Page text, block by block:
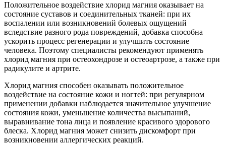
Положительное воздействие хлорид магния оказывает на
состояние суставов и соединительных тканей: при их
воспалении или возникновений болевых ощущений
вследствие разного рода повреждений, добавка способна
ускорить процесс регенерации и улучшить состояние
человека. Поэтому специалисты рекомендуют применять
хлорид магния при остеохондрозе и остеоартрозе, а также при
радикулите и артрите.
Хлорид магния способен оказывать положительное
воздействие на состояние кожи и ногтей: при регулярном
применении добавки наблюдается значительное улучшение
состояния кожи, уменьшение количества высыпаний,
выравнивание тона лица и появление красивого здорового
блеска. Хлорид магния может снизить дискомфорт при
возникновении аллергических реакций.